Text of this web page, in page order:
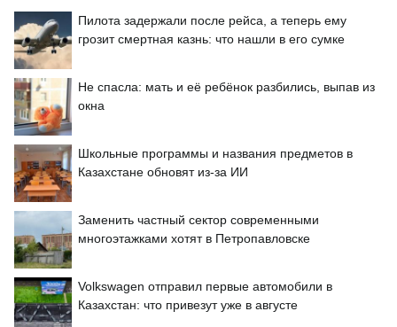
Пилота задержали после рейса, а теперь ему
грозит смертная казнь: что нашли в его сумке
Не спасла: мать и её ребёнок разбились, выпав из
окна
Школьные программы и названия предметов в
Казахстане обновят из-за ИИ
Заменить частный сектор современными
многоэтажками хотят в Петропавловске
Volkswagen отправил первые автомобили в
Казахстан: что привезут уже в августе